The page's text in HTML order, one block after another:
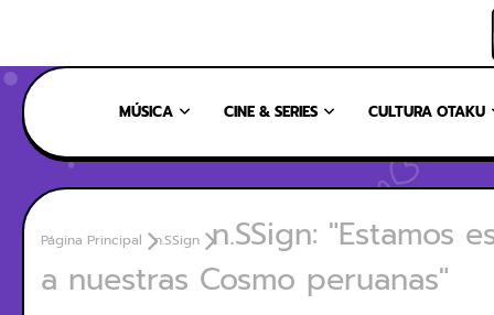
MÚSICA CINE & SERIES CULTURA OTAKU
Página Principal n.SSign
n.SSign: "Estamos
a nuestras Cosmo peruanas"